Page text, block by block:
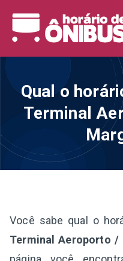
para
Qual o
Terminal
Você sabe qual o
Terminal Aeroporto